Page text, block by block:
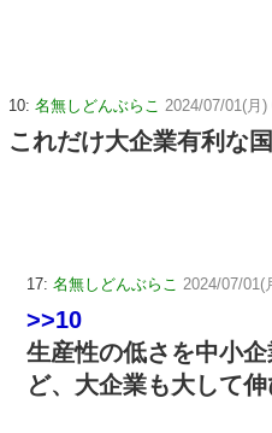
10: 名無しどんぶらこ 2024/07/01(月
これだけ大企業有利な
17: 名無しどんぶらこ 2024/07/01(
>>10
生産性の低さを中小
ど、大企業も大して